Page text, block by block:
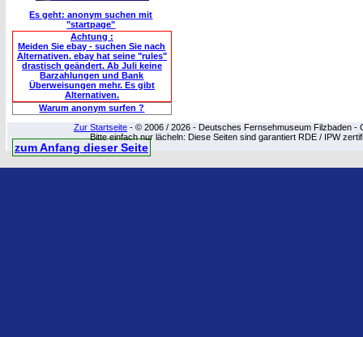
Es geht: anonym suchen mit
"startpage"
Achtung :
Meiden Sie ebay - suchen Sie nach
Alternativen. ebay hat seine "rules"
drastisch geändert. Ab Juli keine
Barzahlungen und Bank
Überweisungen mehr. Es gibt
Alternativen.
Warum anonym surfen ?
Zur Startseite - © 2006 / 2026 - Deutsches Fernsehmuseum Filzbaden -
Bitte einfach nur lächeln: Diese Seiten sind garantiert RDE / IPW
zum Anfang dieser Seite